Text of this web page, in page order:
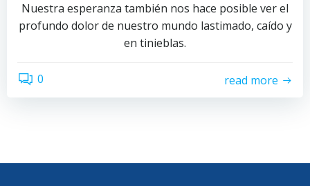
Nuestra esperanza también nos hace posible ver el
profundo dolor de nuestro mundo lastimado, caído y
en tinieblas.
0 read more